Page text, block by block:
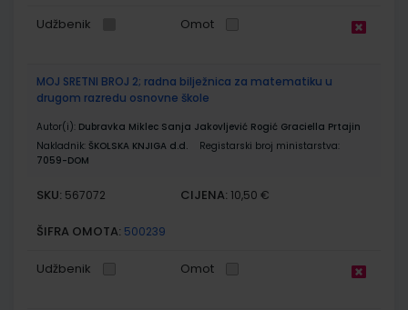
Udžbenik Omot
MOJ SRETNI BROJ 2; radna bilježnica za matematiku u
drugom razredu osnovne škole
Autor(i): Dubravka Miklec Sanja Jakovljević Rogić Graciella Prtajin
Nakladnik: ŠKOLSKA KNJIGA d.d.
Registarski broj ministarstva:
7059-DOM
SKU: 567072 CIJENA: 10,50 €
ŠIFRA OMOTA: 500239
Udžbenik Omot